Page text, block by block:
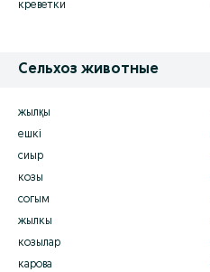
креветки
Сельхоз животные
жылқы
ешкі
сиыр
козы
согым
жылкы
козылар
карова